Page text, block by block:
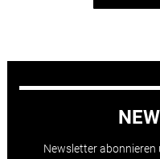
Newsletter abonnieren